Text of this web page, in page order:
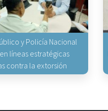
y Policía Nacional
líneas estratégicas
contra la extorsión